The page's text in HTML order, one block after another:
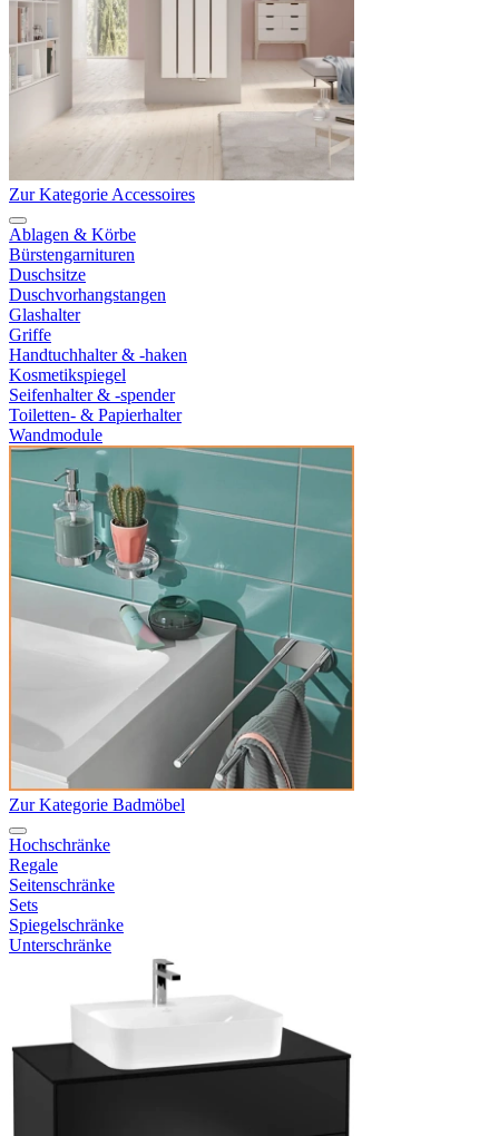
Zur Kategorie Accessoires
Ablagen & Körbe
Bürstengarnituren
Duschsitze
Duschvorhangstangen
Glashalter
Griffe
Handtuchhalter & -haken
Kosmetikspiegel
Seifenhalter & -spender
Toiletten- & Papierhalter
Wandmodule
Zur Kategorie Badmöbel
Hochschränke
Regale
Seitenschränke
Sets
Spiegelschränke
Unterschränke